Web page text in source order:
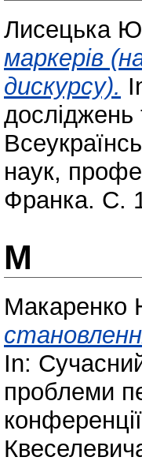
Лисецька
маркерів
дискурсу).
наук,
Франка. С.
М
Макаренко
In:
проблеми